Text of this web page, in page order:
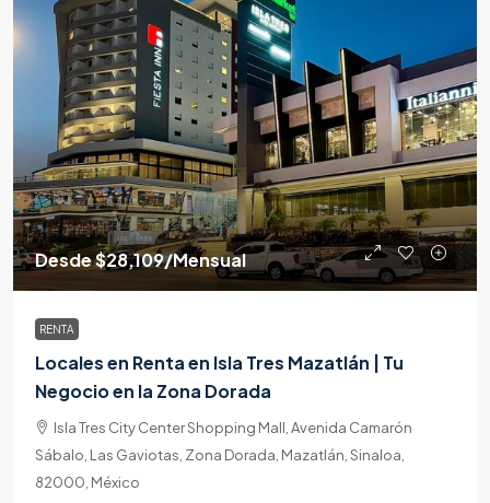
Desde$28,109/Mensual
RENTA
Locales en Renta en Isla Tres Mazatlán | Tu
Negocio en la Zona Dorada
Isla Tres City Center Shopping Mall, Avenida Camarón
Sábalo, Las Gaviotas, Zona Dorada, Mazatlán, Sinaloa,
82000, México